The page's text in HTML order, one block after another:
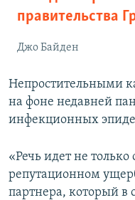
правительства
Джо Байден
Непростительными
на фоне недавней
инфекционных
«Речь идет не только
репутационном
партнера, который